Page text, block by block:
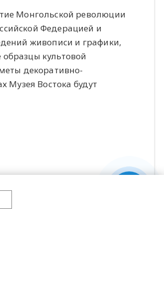
Монгольской революции
Федерацией и
живописи и графики,
культовой
декоративно-
Музея Востока будут